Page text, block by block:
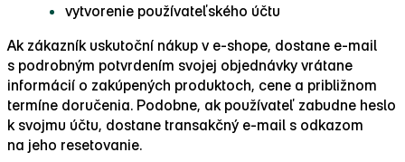
vytvorenie používateľského účtu
Ak zákazník uskutoční nákup v e‑shope, dostane e‑mail
s podrobným potvrdením svojej objednávky vrátane
informácií o zakúpených produktoch, cene a približnom
termíne doručenia. Podobne, ak používateľ zabudne heslo
k svojmu účtu, dostane transakčný e‑mail s odkazom
na jeho resetovanie.